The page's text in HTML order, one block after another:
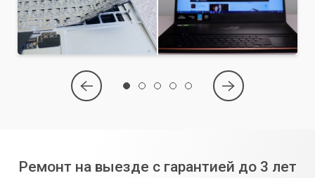
Ремонт на выезде с гарантией до 3 лет